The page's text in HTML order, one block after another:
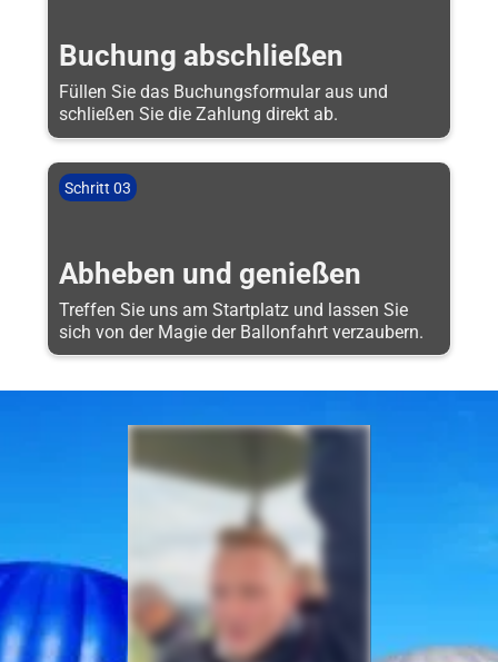
Buchung abschließen
Füllen Sie das Buchungsformular aus und
schließen Sie die Zahlung direkt ab.
Schritt 03
Abheben und genießen
Treffen Sie uns am Startplatz und lassen Sie
sich von der Magie der Ballonfahrt verzaubern.